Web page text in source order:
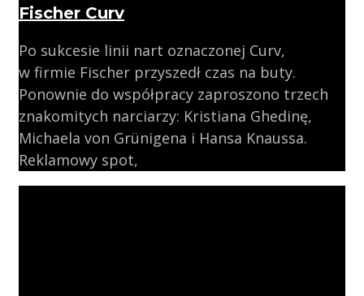
Fischer Curv
Po sukcesie linii nart oznaczonej Curv,
w firmie Fischer przyszedł czas na buty.
Ponownie do współpracy zaproszono trzech
znakomitych narciarzy: Kristiana Ghedinę,
Michaela von Grünigena i Hansa Knaussa.
Reklamowy spot,